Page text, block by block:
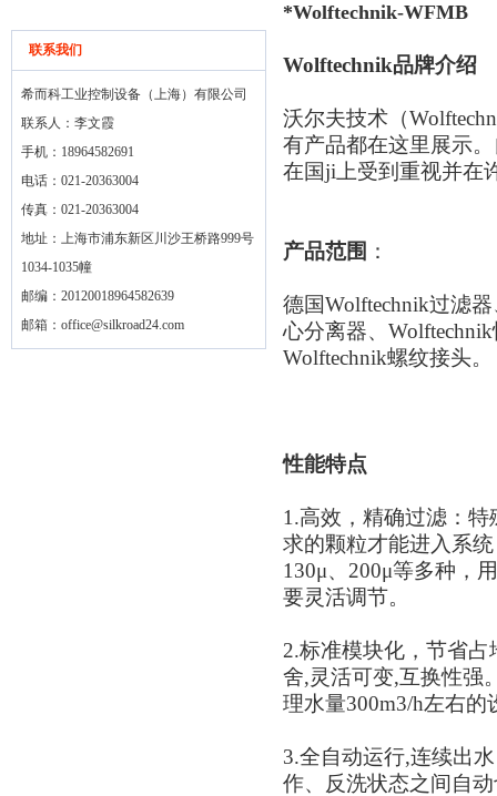
联系我们
希而科工业控制设备（上海）有限公司
联系人：李文霞
手机：18964582691
电话：021-20363004
传真：021-20363004
地址：上海市浦东新区川沙王桥路999号
1034-1035幢
邮编：20120018964582639
邮箱： office@silkroad24.com
*Wolftechnik-WFMB
Wolftechnik品牌介绍
沃尔夫技术（
有产品都在这里展示
在国ji上受到重视并在
产品范围 ：
德国Wolftechnik过滤器
心分离器、 Wolftechnik
Wolftechnik螺纹接头。
性能特点
1.高效，精确过滤：
求的颗粒才能进入系
130μ、 200μ等多种，
要灵活调节。
2.标准模块化，节省占
舍,灵活可变,互换性强
理水量300m3/h左右的
3.全自动运行,连续出
作、反洗状态之间自